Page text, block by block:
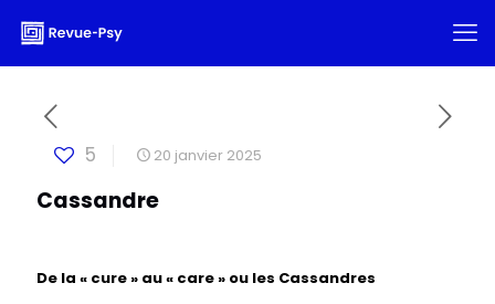
5 20 janvier 2025
Cassandre
De la « cure » au « care » ou les Cassandres